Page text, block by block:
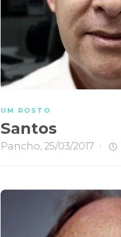
UM ROSTO
Santos
Pancho 25/03/2017